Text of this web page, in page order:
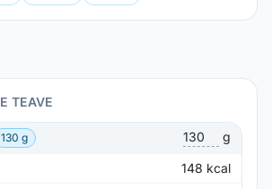
TEAVE
130 g g
148 kcal